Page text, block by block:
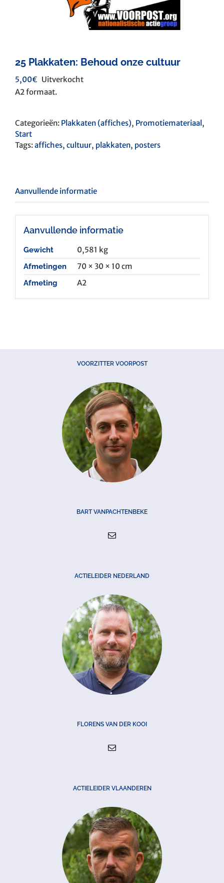
25 Plakkaten: Behoud onze cultuur
5,00€ Uitverkocht
A2 formaat.
Categorieën: Plakkaten (affiches), Promotiemateriaal,
Start
Tags:affiches, cultuur, plakkaten, posters
Aanvullende informatie
Aanvullende informatie
Gewicht 0,581 kg
Afmetingen 70 × 30 × 10 cm
Afmeting A2
VOORZITTER VOORPOST
BART VANPACHTENBEKE
ACTIELEIDER NEDERLAND
FLORENS VAN DER KOOI
ACTIELEIDER VLAANDEREN